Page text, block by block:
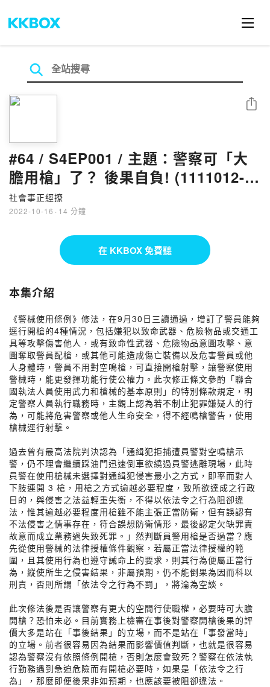
#64 / S4EP001 / 主題：警察可「大
膽用槍」了？ 後果自負! (1111012-社
會事正經撩-第64集)
社會事正經撩
2022-10-16 · 14 分鐘
分享
在 KKBOX 免費聽
本集介紹
《警械使用條例》修法，在9月30日三讀通過，增訂了警員能夠
逕行開槍的4種情況，包括嫌犯以致命武器、危險物品或交通工
具等攻擊傷害他人，或有致命性武器、危險物品意圖攻擊、意
圖奪取警員配槍，或其他可能造成傷亡裝備以及危害警員或他
人身體時，警員不用對空鳴槍，可直接開槍射擊，讓警察使用
警械時，能更發揮功能行使公權力。此次修正條文參酌「聯合
國執法人員使用武力和槍械的基本原則」的特別條款規定，明
定警察人員執行職務時，主觀上認為若不制止犯罪嫌疑人的行
為，可能將危害警察或他人生命安全，得不經鳴槍警告，使用
槍械逕行射擊。
過去曾有最高法院判決認為「通緝犯拒捕遭員警對空鳴槍示
警，仍不理會繼續踩油門迅速倒車欲繞過員警逃離現場，此時
員警在使用槍械未選擇對通緝犯侵害最小之方式，即率而對人
下肢連開 3 槍，用槍之方式逾越必要程度，致所欲達成之行政
目的，與侵害之法益輕重失衡，不得以依法令之行為阻卻違
法，惟其逾越必要程度用槍雖不能主張正當防衛，但有誤認有
不法侵害之情事存在，符合誤想防衛情形，最後認定欠缺罪責
故意而成立業務過失致死罪。」然判斷員警用槍是否過當？應
先從使用警械的法律授權條件觀察，若屬正當法律授權的範
圍，且其使用行為也遵守誡命上的要求，則其行為便屬正當行
為，縱使所生之侵害結果，非屬預期，仍不能倒果為因而科以
刑責，否則所謂「依法令之行為不罰」，將淪為空談。
此次修法後是否讓警察有更大的空間行使職權，必要時可大膽
開槍？恐怕未必。目前實務上檢審在事後對警察開槍後果的評
價大多是站在「事後結果」的立場，而不是站在「事發當時」
的立場。前者很容易因為結果而影響價值判斷，也就是很容易
認為警察沒有依照條例開槍，否則怎麼會致死？警察在依法執
行勤務遇到急迫危險而有開槍必要時，如果是「依法令之行
為」，那麼即便後果非如預期，也應該要被阻卻違法。